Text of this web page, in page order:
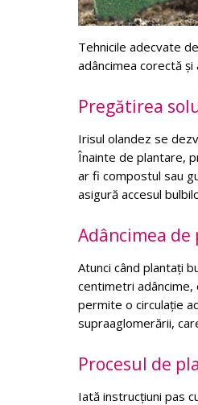
Tehnicile adecvate
adâncimea corectă
Pregătirea
Irisul olandez se
Înainte de plantare,
ar fi compostul sau
asigură accesul
Adâncimea
Atunci când plantați
centimetri
permite o circulație
supraaglomerării,
Procesul de
Iată instrucțiuni pas